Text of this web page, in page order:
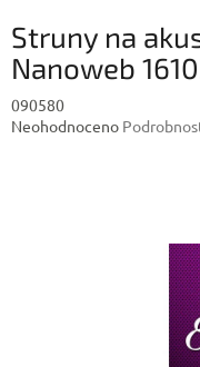
Struny na
Nanoweb
090580
Průměrné
Neohodnoceno